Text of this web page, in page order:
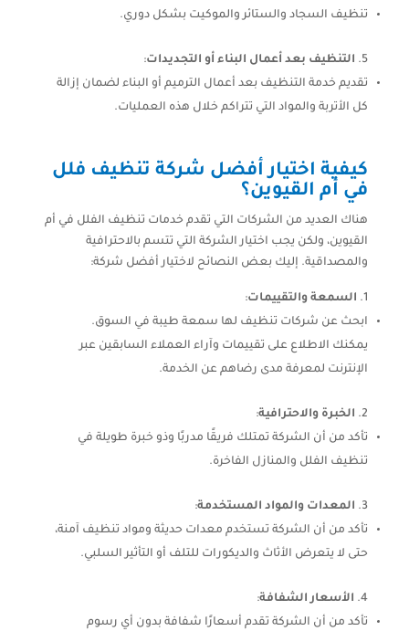
تنظيف السجاد والستائر والموكيت بشكل دوري.
التنظيف بعد أعمال البناء أو التجديدات:
تقديم خدمة التنظيف بعد أعمال الترميم أو البناء لضمان إزالة
كل الأتربة والمواد التي تتراكم خلال هذه العمليات.
كيفية اختيار أفضل شركة تنظيف فلل
في أم القيوين؟
هناك العديد من الشركات التي تقدم خدمات تنظيف الفلل في أم
القيوين، ولكن يجب اختيار الشركة التي تتسم بالاحترافية
والمصداقية. إليك بعض النصائح لاختيار أفضل شركة:
السمعة والتقييمات:
ابحث عن شركات تنظيف لها سمعة طيبة في السوق.
يمكنك الاطلاع على تقييمات وآراء العملاء السابقين عبر
الإنترنت لمعرفة مدى رضاهم عن الخدمة.
الخبرة والاحترافية:
تأكد من أن الشركة تمتلك فريقًا مدربًا وذو خبرة طويلة في
تنظيف الفلل والمنازل الفاخرة.
المعدات والمواد المستخدمة:
تأكد من أن الشركة تستخدم معدات حديثة ومواد تنظيف آمنة،
حتى لا يتعرض الأثاث والديكورات للتلف أو التأثير السلبي.
الأسعار الشفافة:
تأكد من أن الشركة تقدم أسعارًا شفافة بدون أي رسوم